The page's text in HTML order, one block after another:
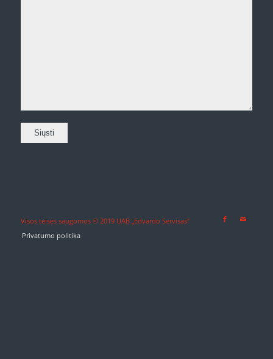
Visos teisės saugomos © 2019 UAB „Edvardo Servisas“
Privatumo politika